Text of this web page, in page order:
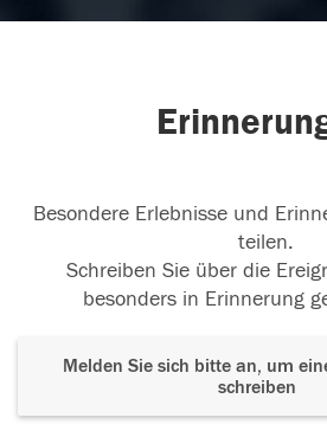
Besondere Erlebnisse und
teilen.
Schreiben Sie über die
besonders in Erinnerung
Melden Sie sich bitte an, um
schreiben